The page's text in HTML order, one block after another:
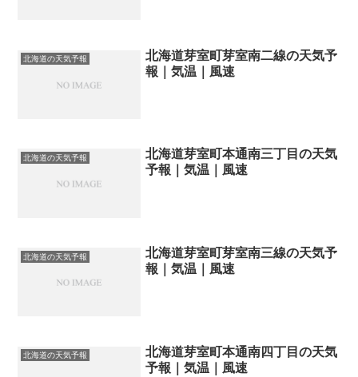
北海道の天気予報
北海道芽室町芽室南二線の天気予
報｜気温｜風速
北海道の天気予報
北海道芽室町本通南三丁目の天気
予報｜気温｜風速
北海道の天気予報
北海道芽室町芽室南三線の天気予
報｜気温｜風速
北海道の天気予報
北海道芽室町本通南四丁目の天気
予報｜気温｜風速